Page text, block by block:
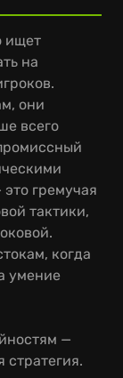
ищет
на
они
всего
это гремучая
тактики,
когда
умение
—
стратегия.